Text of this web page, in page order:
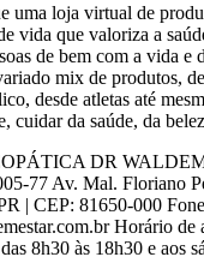
uma loja virtual de
vida que valoriza a
de bem com a vida e
mix de produtos,
desde atletas até
cuidar da saúde, da
DR
77 Av. Mal. Floriano
| CEP: 81650-000
Horário de
8h30 às 18h30 e aos